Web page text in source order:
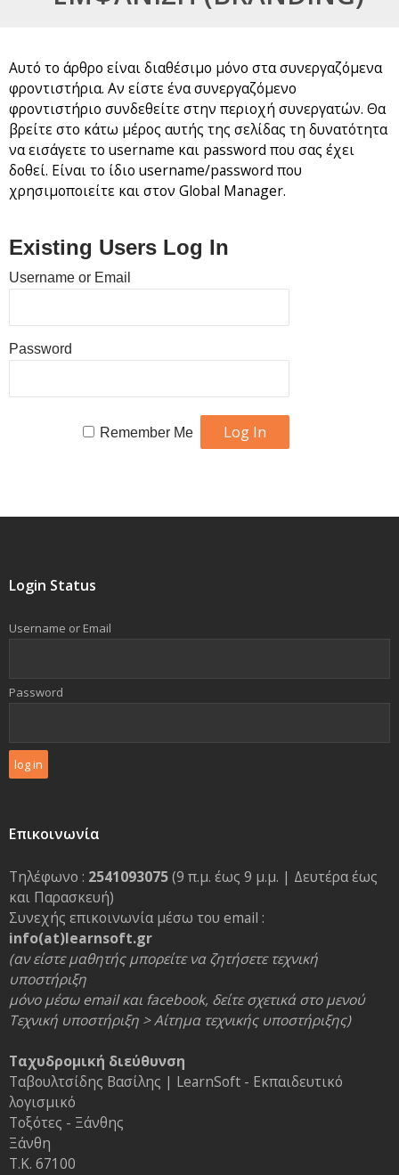
Αυτό το άρθρο είναι διαθέσιμο μόνο στα συνεργαζόμενα
φροντιστήρια. Αν είστε ένα συνεργαζόμενο
φροντιστήριο συνδεθείτε στην περιοχή συνεργατών. Θα
βρείτε στο κάτω μέρος αυτής της σελίδας τη δυνατότητα
να εισάγετε το username και password που σας έχει
δοθεί. Είναι το ίδιο username/password που
χρησιμοποιείτε και στον Global Manager.
Existing Users Log In
Username or Email
Password
Remember Me
Login Status
Username or Email
Password
Επικοινωνία
Τηλέφωνο : 2541093075(9 π.μ. έως 9 μ.μ. | Δευτέρα έως
και Παρασκευή)
Συνεχής επικοινωνία μέσω του email :
info(at)learnsoft.gr
(αν είστε μαθητής μπορείτε να ζητήσετε τεχνική
υποστήριξη
μόνο μέσω email και facebook, δείτε σχετικά στο μενού
Τεχνική υποστήριξη > Αίτημα τεχνικής υποστήριξης)
Ταχυδρομική διεύθυνση
Ταβουλτσίδης Βασίλης | LearnSoft - Εκπαιδευτικό
λογισμικό
Τοξότες - Ξάνθης
Ξάνθη
Τ.Κ. 67100